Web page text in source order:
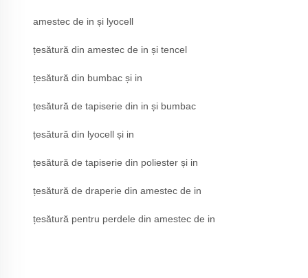
amestec de in și lyocell
țesătură din amestec de in și tencel
țesătură din bumbac și in
țesătură de tapiserie din in și bumbac
țesătură din lyocell și in
țesătură de tapiserie din poliester și in
țesătură de draperie din amestec de in
țesătură pentru perdele din amestec de in